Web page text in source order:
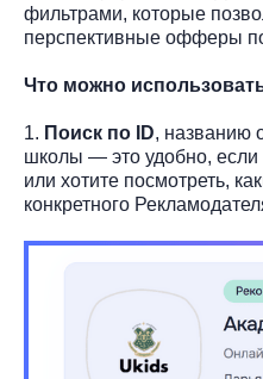
фильтрами, которые
перспективные офферы
Что можно
1. Поиск по ID, названию
школы — это удобно, если
или хотите посмотреть,
конкретного